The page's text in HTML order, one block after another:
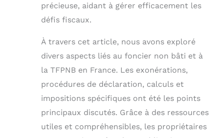
précieuse, aidant à gérer efficacement les
défis fiscaux.
À travers cet article, nous avons exploré
divers aspects liés au foncier non bâti et à
la TFPNB en France. Les exonérations,
procédures de déclaration, calculs et
impositions spécifiques ont été les points
principaux discutés. Grâce à des ressources
utiles et compréhensibles, les propriétaires